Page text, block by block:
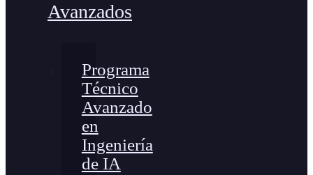
Avanzados
Programa
Técnico
Avanzado
en
Ingeniería
de IA